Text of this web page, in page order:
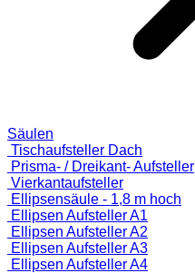
Säulen
Tischaufsteller Dach
Prisma- / Dreikant- Aufsteller
Vierkantaufsteller
Ellipsensäule - 1,8 m hoch
Ellipsen Aufsteller A1
Ellipsen Aufsteller A2
Ellipsen Aufsteller A3
Ellipsen Aufsteller A4